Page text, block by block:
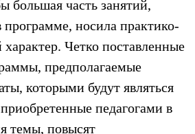
большая часть занятий,
программе, носила практико-
Четко поставленные
предполагаемые
которыми будут являться
педагогами в
темы, повысят